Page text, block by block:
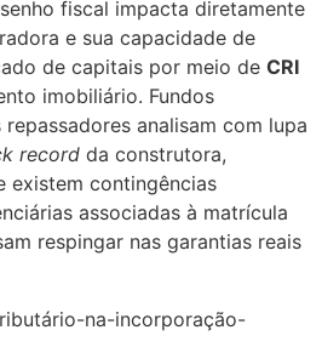
fiscal impacta diretamente
e sua capacidade de
de capitais por meio de CRI
imobiliário. Fundos
analisam com lupa
record da construtora,
existem contingências
associadas à matrícula
respingar nas garantias reais